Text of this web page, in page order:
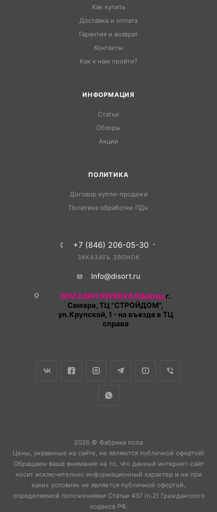
Как купить
Доставка и оплата
Гарантия и возврат
Контакты
Как к нам пройти?
ИНФОРМАЦИЯ
Статьи
Обзоры
Акции
ПОЛИТИКА
Договор купли-продажи
Политика обработки ПДн
+7 (846) 206-05-30
ЗАКАЗАТЬ ЗВОНОК
Info@disort.ru
МАГАЗИН ПЕРЕЕХАЛ!&nbsp;г.
Самара, ТЦ "СТРОЙДОМ",
ул. Крупской, 1 - на въезде в ТЦ
справа
2026 © Фабрика пола
Цены, указанные на сайте, не являются публичной офертой!
Обращаем ваше внимание на то, что данный интернет-сайт
носит исключительно информационный характер и ни при
каких условиях не является публичной офертой,
определяемой положениями Статьи 437 (п.2) Гражданского
кодекса РФ.